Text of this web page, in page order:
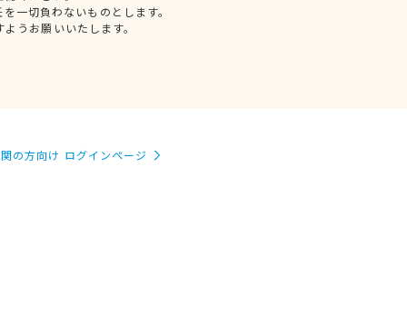
一切負わないものとします。
うお願いいたします。
の方向け ログインページ